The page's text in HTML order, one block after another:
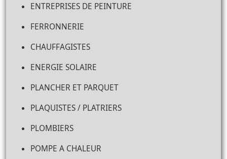
ENTREPRISES DE PEINTURE
FERRONNERIE
CHAUFFAGISTES
ENERGIE SOLAIRE
PLANCHER ET PARQUET
PLAQUISTES / PLATRIERS
PLOMBIERS
POMPE A CHALEUR